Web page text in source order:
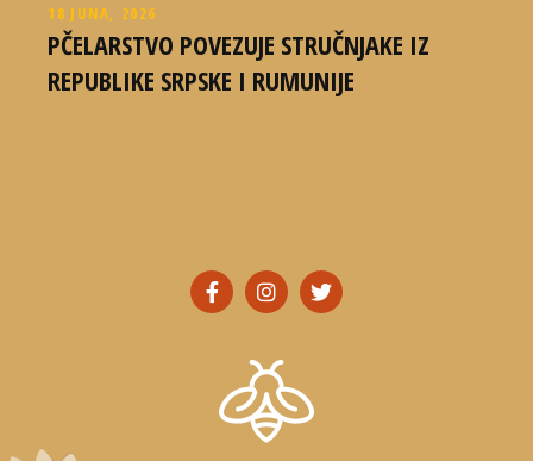
18 JUNA, 2026
PČELARSTVO POVEZUJE STRUČNJAKE IZ
REPUBLIKE SRPSKE I RUMUNIJE